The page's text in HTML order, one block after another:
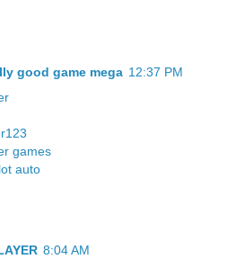
good game mega 12:37 PM
games
auto
8:04 AM